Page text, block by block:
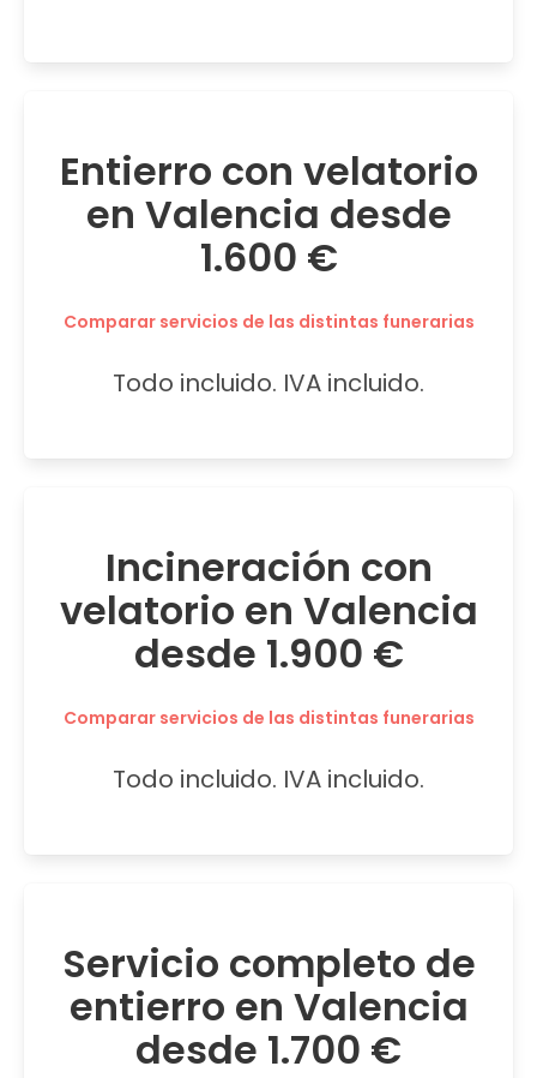
Entierro con velatorio
en Valencia desde
1.600 €
Comparar servicios de las distintas funerarias
Todo incluido. IVA incluido.
Incineración con
velatorio en Valencia
desde 1.900 €
Comparar servicios de las distintas funerarias
Todo incluido. IVA incluido.
Servicio completo de
entierro en Valencia
desde 1.700 €